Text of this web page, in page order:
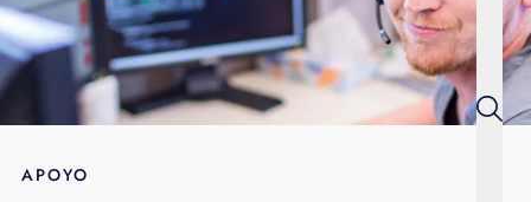
Televisión
APOYO